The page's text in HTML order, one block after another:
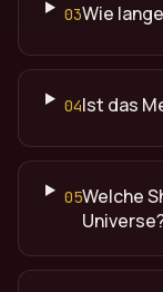
03Wie
04Ist das
05Welche